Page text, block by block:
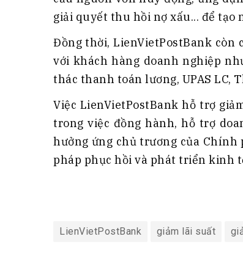
giải quyết thu hồi nợ xấu... để tạo
Đồng thời, LienVietPostBank còn
với khách hàng doanh nghiệp
thác thanh toán lương, UPAS LC,
Việc LienVietPostBank hỗ trợ
trong việc đồng hành, hỗ trợ
hưởng ứng chủ trương của Chính
pháp phục hồi và phát triển kinh
LienVietPostBank giảm lãi suất